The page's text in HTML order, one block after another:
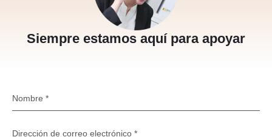
Siempre estamos aquí para apoyar